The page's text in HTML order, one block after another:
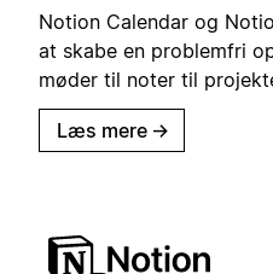
Notion Calendar og
at skabe en problemfri
møder til noter til
Læs mere →